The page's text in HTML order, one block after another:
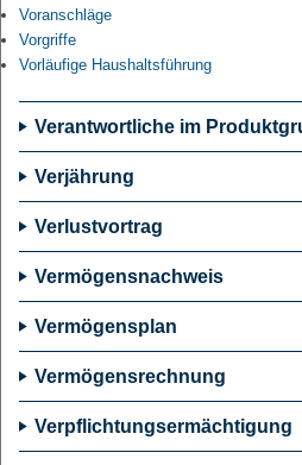
Voranschläge
Vorgriffe
Vorläufige Haushaltsführung
Verantwortliche im
Verjährung
Verlustvortrag
Vermögensnachweis
Vermögensplan
Vermögensrechnung
Verpflichtungsermächtigung